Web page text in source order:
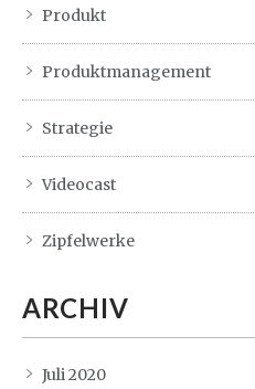
Produkt
Produktmanagement
Strategie
Videocast
Zipfelwerke
ARCHIV
Juli 2020